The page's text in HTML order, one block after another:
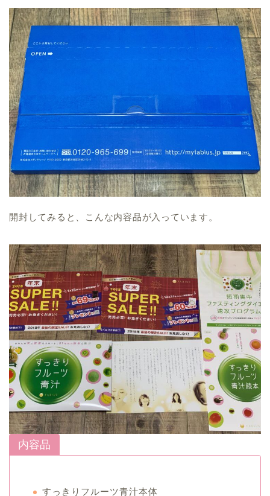
開封してみると、こんな内容品が入っています。
内容品
すっきりフルーツ青汁本体